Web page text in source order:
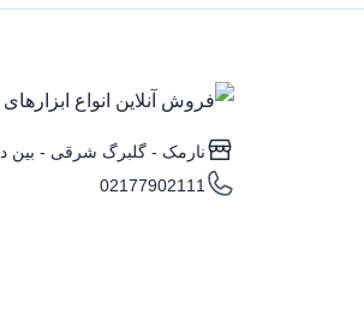
نارمک - گلبرگ شرقی - بین
02177902111